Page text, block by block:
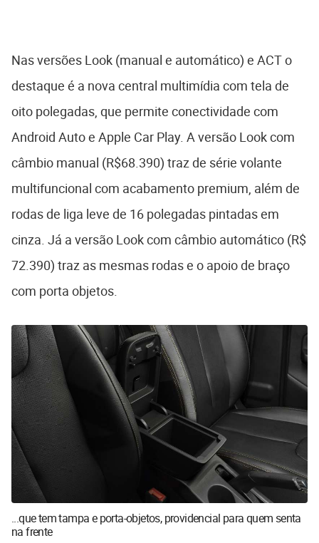
Nas versões Look (manual e automático) e ACT o
destaque é a nova central multimídia com tela de
oito polegadas, que permite conectividade com
Android Auto e Apple Car Play. A versão Look com
câmbio manual (R$68.390) traz de série volante
multifuncional com acabamento premium, além de
rodas de liga leve de 16 polegadas pintadas em
cinza. Já a versão Look com câmbio automático (R$
72.390) traz as mesmas rodas e o apoio de braço
com porta objetos.
...que tem tampa e porta-objetos, providencial para quem senta
na frente